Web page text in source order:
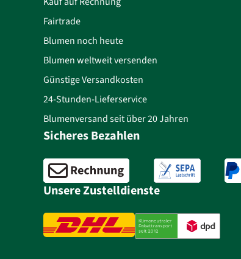
Fairtrade
Blumen noch heute
Blumen weltweit versenden
Günstige Versandkosten
24-Stunden-Lieferservice
Blumenversand seit über 20 Jahren
Sicheres Bezahlen
Unsere Zustelldienste